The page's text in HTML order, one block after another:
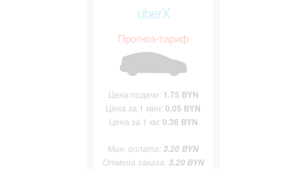
uberX
Прогноз-тариф
Цена подачи: 1.75 BYN
Цена за 1 мин:0.05 BYN
Цена за 1 км: 0.36 BYN
Мин. оплата:3.20 BYN
Отмена заказа:3.20 BYN